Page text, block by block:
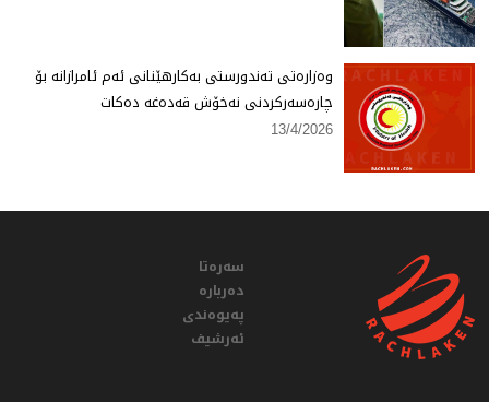
وەزارەتی تەندورستی بەكارهێنانی ئەم ئامرازانە بۆ
چارەسەركردنی نەخۆش قەدەغە دەكات
13/4/2026
سەرەتا
دەربارە
پەیوەندی
ئەرشیف